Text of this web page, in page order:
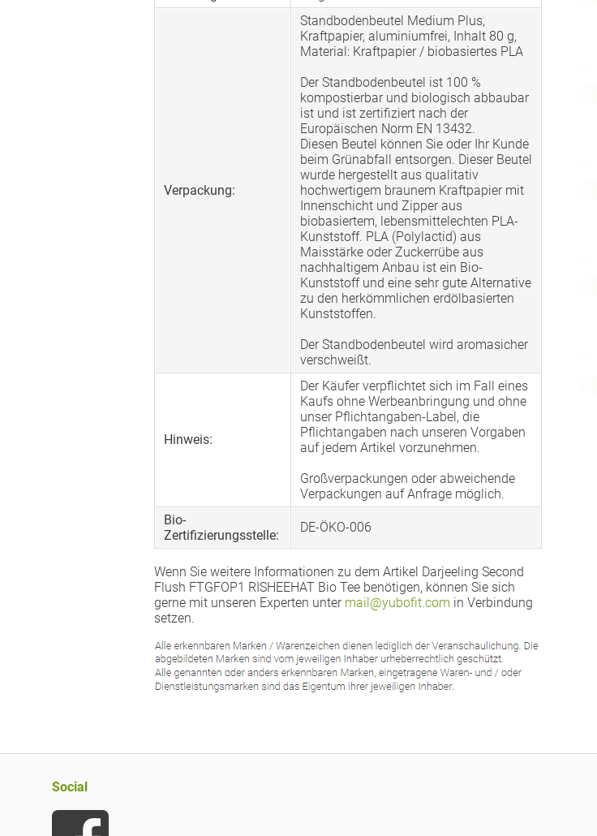
Verpackung:
Standbodenbeutel Medium Plus,
Kraftpapier, aluminiumfrei, Inhalt 80 g,
Material: Kraftpapier / biobasiertes PLA
Der Standbodenbeutel ist 100 %
kompostierbar und biologisch abbaubar
ist und ist zertifiziert nach der
Europäischen Norm EN 13432.
Diesen Beutel können Sie oder Ihr Kunde
beim Grünabfall entsorgen. Dieser Beutel
wurde hergestellt aus qualitativ
hochwertigem braunem Kraftpapier mit
Innenschicht und Zipper aus
biobasiertem, lebensmittelechten PLA-
Kunststoff. PLA (Polylactid) aus
Maisstärke oder Zuckerrübe aus
nachhaltigem Anbau ist ein Bio-
Kunststoff und eine sehr gute Alternative
zu den herkömmlichen erdölbasierten
Kunststoffen.
Der Standbodenbeutel wird aromasicher
verschweißt.
Hinweis:
Der Käufer verpflichtet sich im Fall eines
Kaufs ohne Werbeanbringung und ohne
unser Pflichtangaben-Label, die
Pflichtangaben nach unseren Vorgaben
auf jedem Artikel vorzunehmen.
Großverpackungen oder abweichende
Verpackungen auf Anfrage möglich.
Bio-
Zertifizierungsstelle:
DE-ÖKO-006
Wenn Sie weitere Informationen zu dem Artikel Darjeeling Second
Flush FTGFOP1 RISHEEHAT Bio Tee benötigen, können Sie sich
gerne mit unseren Experten unter mail@yubofit.com in Verbindung
setzen.
Social